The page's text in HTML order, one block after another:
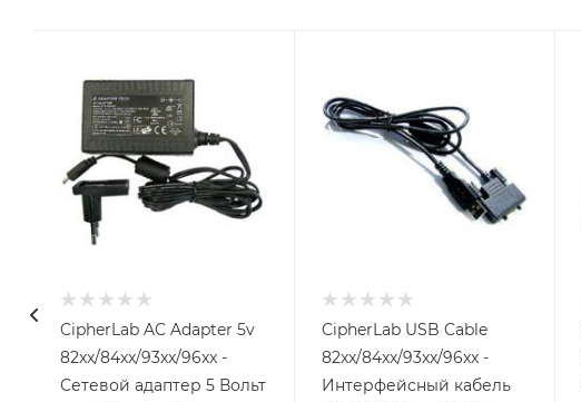
CipherLab AC Adapter 5v
82xx/84xx/93xx/96xx -
Сетевой адаптер 5 Вольт
CipherLab USB Cable
82xx/84xx/93xx/96xx -
Интерфейсный кабель